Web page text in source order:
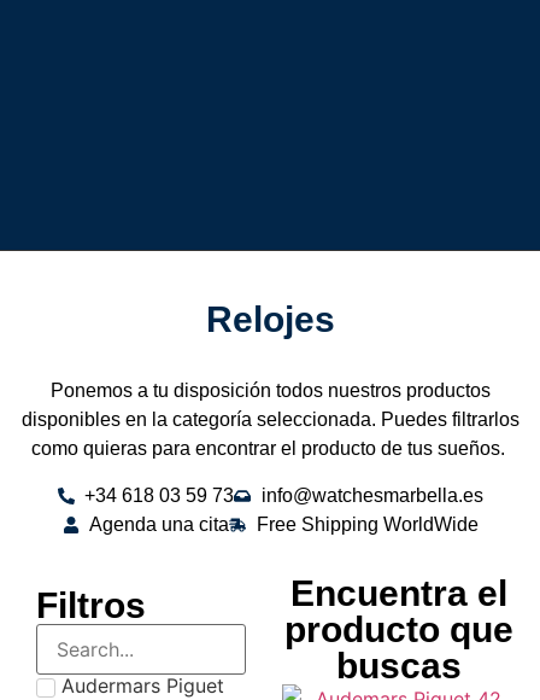
Relojes
Ponemos a tu disposición todos nuestros productos
disponibles en la categoría seleccionada. Puedes filtrarlos
como quieras para encontrar el producto de tus sueños.
+34 618 03 59 73
info@watchesmarbella.es
Agenda una cita
Free Shipping WorldWide
Filtros
Audermars Piguet
Encuentra el
producto que
buscas